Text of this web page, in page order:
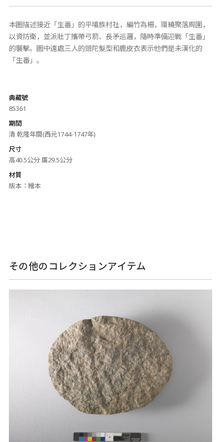
本圖描述接近「生番」的平埔族村社，編竹為柵，環繞聚落周圍，
以資防衛，並派壯丁攜帶弓箭、長矛巡邏，隨時準備迎戰「生番」
的襲擊。圖中遠處三人的頭陀髮型和鹿皮衣表示他們是未漢化的
「生番」。
典藏號
85361
期間
清 乾隆年間(西元1744-1747年)
尺寸
高40.5公分 廣29.5公分
材質
版本：繪本
その他のコレクションアイテム